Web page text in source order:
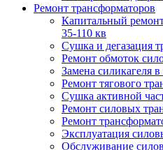
Ремонт трансформаторов
Капитальный
35-110 кв
Сушка и дегазация
Ремонт обмоток
Замена силикагеля
Ремонт тягового
Сушка активной
Ремонт силовых
Ремонт
Эксплуатация
Обслуживание